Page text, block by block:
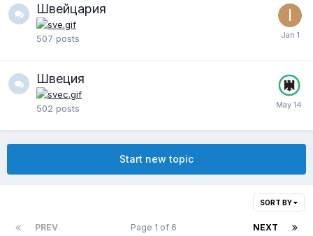
Швейцария
507 posts
Швеция
502 posts
Start new topic
SORT BY
PREV NEXT
Page 1 of 6